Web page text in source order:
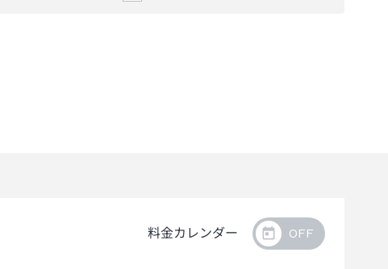
料金カレンダー